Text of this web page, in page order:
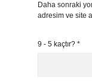
Daha sonraki
adresim ve site
9 - 5 kaçtır? *